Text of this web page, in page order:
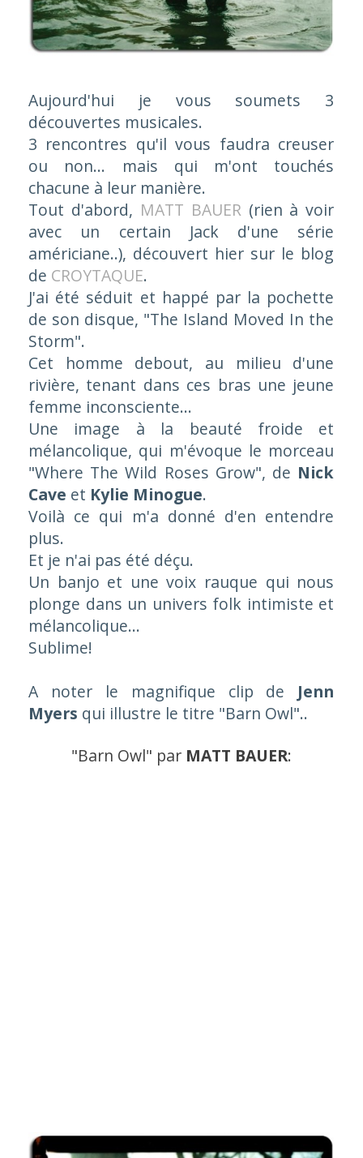
Aujourd'hui je vous soumets 3
découvertes musicales.
3 rencontres qu'il vous faudra creuser
ou non... mais qui m'ont touchés
chacune à leur manière.
Tout d'abord, MATT BAUER(rien à voir
avec un certain Jack d'une série
américiane..), découvert hier sur le blog
de CROYTAQUE.
J'ai été séduit et happé par la pochette
de son disque, "The Island Moved In the
Storm".
Cet homme debout, au milieu d'une
rivière, tenant dans ces bras une jeune
femme inconsciente...
Une image à la beauté froide et
mélancolique, qui m'évoque le morceau
"Where The Wild Roses Grow", de Nick
Cave et Kylie Minogue.
Voilà ce qui m'a donné d'en entendre
plus.
Et je n'ai pas été déçu.
Un banjo et une voix rauque qui nous
plonge dans un univers folk intimiste et
mélancolique...
Sublime!
A noter le magnifique clip de Jenn
Myers qui illustre le titre "Barn Owl"..
"Barn Owl" par MATT BAUER: